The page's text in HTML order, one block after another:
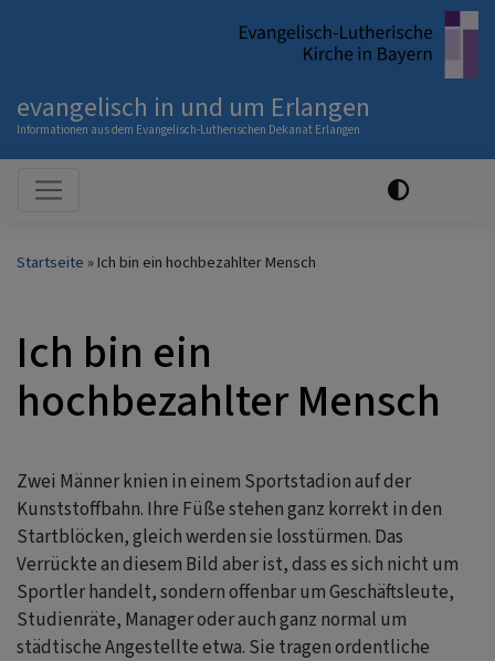
evangelisch in und um Erlangen
Informationen aus dem Evangelisch-Lutherischen Dekanat Erlangen
Hauptnavigation
Startseite Ich bin ein hochbezahlter Mensch
Ich bin ein
hochbezahlter Mensch
Zwei Männer knien in einem Sportstadion auf der
Kunststoffbahn. Ihre Füße stehen ganz korrekt in den
Startblöcken, gleich werden sie losstürmen. Das
Verrückte an diesem Bild aber ist, dass es sich nicht um
Sportler handelt, sondern offenbar um Geschäftsleute,
Studienräte, Manager oder auch ganz normal um
städtische Angestellte etwa. Sie tragen ordentliche